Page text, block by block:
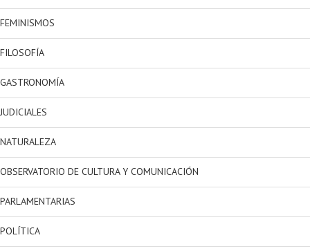
FEMINISMOS
FILOSOFÍA
GASTRONOMÍA
JUDICIALES
NATURALEZA
OBSERVATORIO DE CULTURA Y COMUNICACIÓN
PARLAMENTARIAS
POLÍTICA